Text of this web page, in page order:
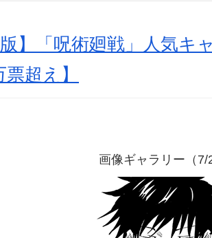
版】「呪術廻戦」人気キ
超え】
画像ギャラリー（7/